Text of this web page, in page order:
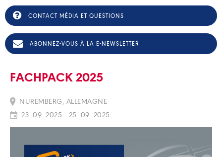
CONTACT MÉDIA ET QUESTIONS
ABONNEZ-VOUS À LA E-NEWSLETTER
FACHPACK 2025
NUREMBERG, ALLEMAGNE
23. 09. 2025 - 25. 09. 2025